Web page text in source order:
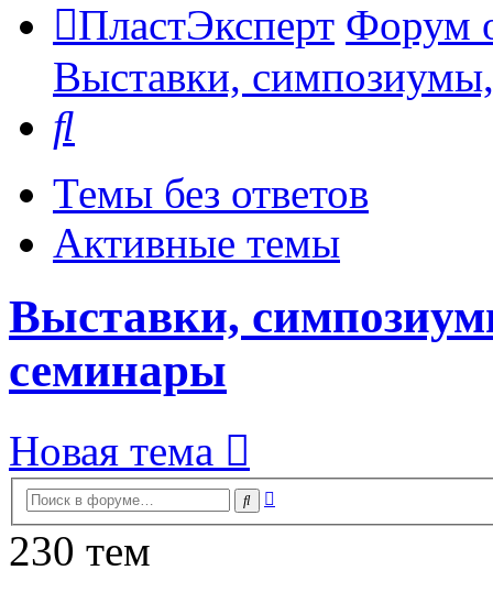
ПластЭксперт Форум
Выставки,
Темы без ответов
Активные темы
Выставки,
семинары
Новая тема
Поиск
230 тем